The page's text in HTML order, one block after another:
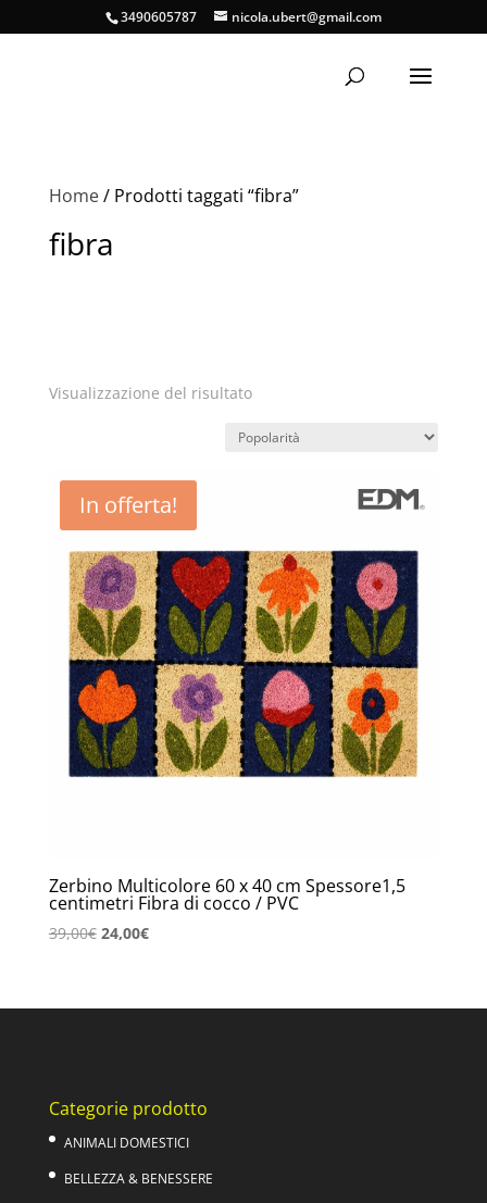
3490605787 nicola.ubert@gmail.com
Home/ Prodotti taggati “fibra”
fibra
Visualizzazione del risultato
In offerta!
Zerbino Multicolore 60 x 40 cm Spessore1,5
centimetri Fibra di cocco / PVC
39,00€ Il
era:
24,00€Il
è:
Categorie prodotto
ANIMALI DOMESTICI
BELLEZZA & BENESSERE